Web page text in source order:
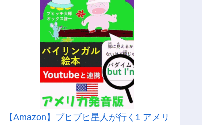
【Amazon】ブヒブヒ星人が行く1 アメリ